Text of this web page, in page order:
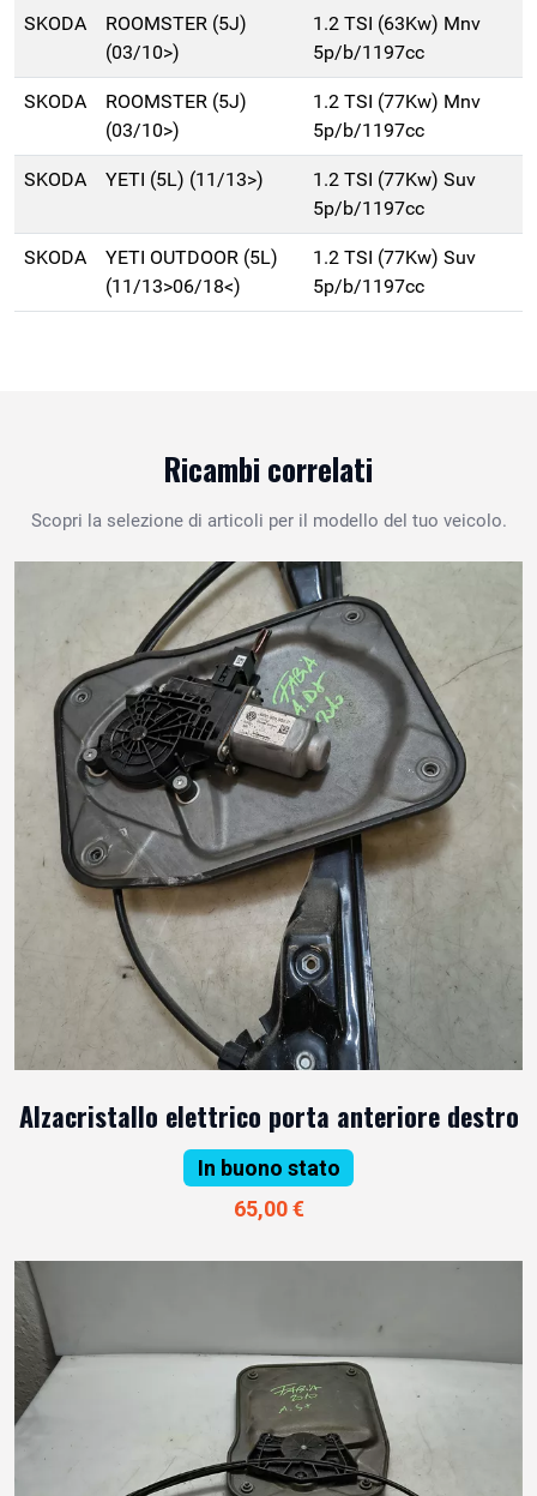
SKODA
ROOMSTER (5J)
(03/10>)
1.2 TSI (63Kw) Mnv
5p/b/1197cc
SKODA
ROOMSTER (5J)
(03/10>)
1.2 TSI (77Kw) Mnv
5p/b/1197cc
SKODA YETI (5L) (11/13>)
1.2 TSI (77Kw) Suv
5p/b/1197cc
SKODA
YETI OUTDOOR (5L)
(11/13>06/18<)
1.2 TSI (77Kw) Suv
5p/b/1197cc
Ricambi correlati
Scopri la selezione di articoli per il modello del tuo veicolo.
Alzacristallo elettrico porta anteriore destro
In buono stato
65,00 €